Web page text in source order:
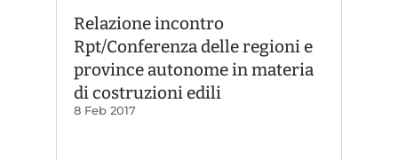
Relazione incontro
Rpt/Conferenza delle regioni e
province autonome in materia
di costruzioni edili
8 Feb 2017